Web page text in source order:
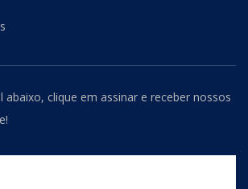
abaixo, clique em assinar e receber nossos